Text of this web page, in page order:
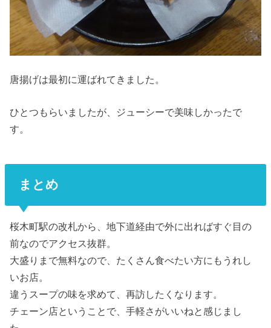
唐揚げは最初に運ばれてきました。
ひとつもらいましたが、ジューシーで美味しかったで
す。
まとめ
桜木町駅の改札から、地下道経由で外に出ればすぐ目の
前なのでアクセス抜群。
大盛りまで無料なので、たくさん食べたい方にもうれし
いお店。
違うスープの味を求めて、再訪したくなります。
チェーン店ということで、手軽さがいいねと感じまし